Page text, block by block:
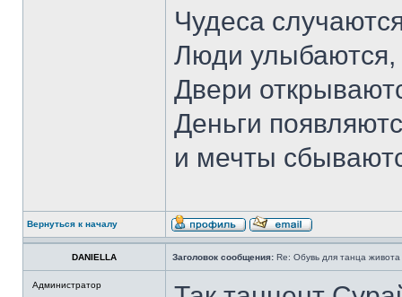
Чудеса
Люди улыбаются,
Двери
Деньги
и мечты
Вернуться к началу
DANIELLA Заголовок сообщения: Re: Обувь для танца живота
Администратор